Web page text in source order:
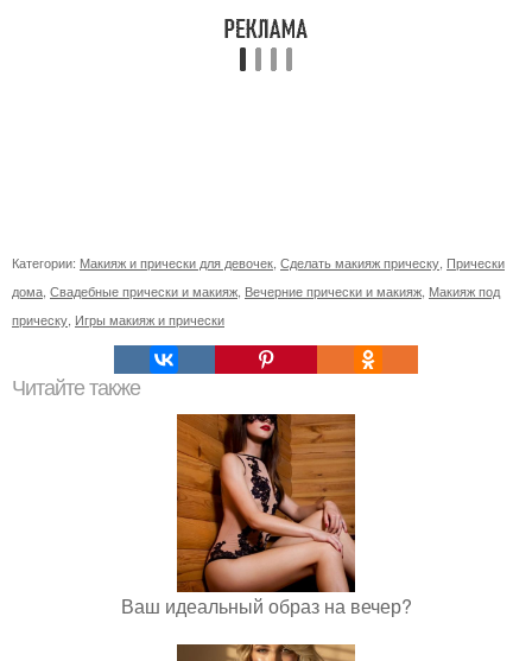
Категории: Макияж и прически для девочек Сделать макияж прическу Прически
дома Свадебные прически и макияж Вечерние прически и макияж Макияж под
прическу Игры макияж и прически
Читайте также
Ваш идеальный образ на вечер?